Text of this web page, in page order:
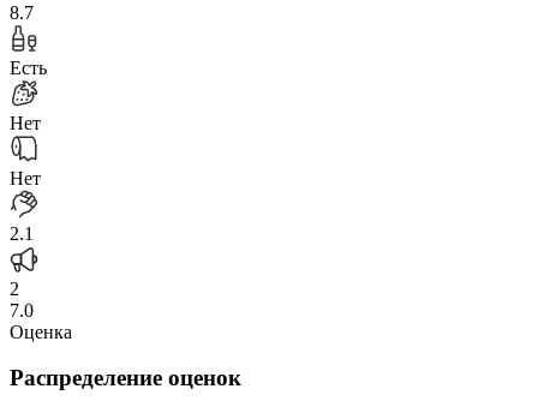
8.7
Есть
Нет
Нет
2.1
2
7.0
Оценка
Распределение оценок